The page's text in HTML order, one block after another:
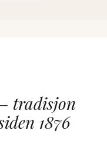
tradisjon
1876